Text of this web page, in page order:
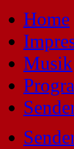
Home
Musik